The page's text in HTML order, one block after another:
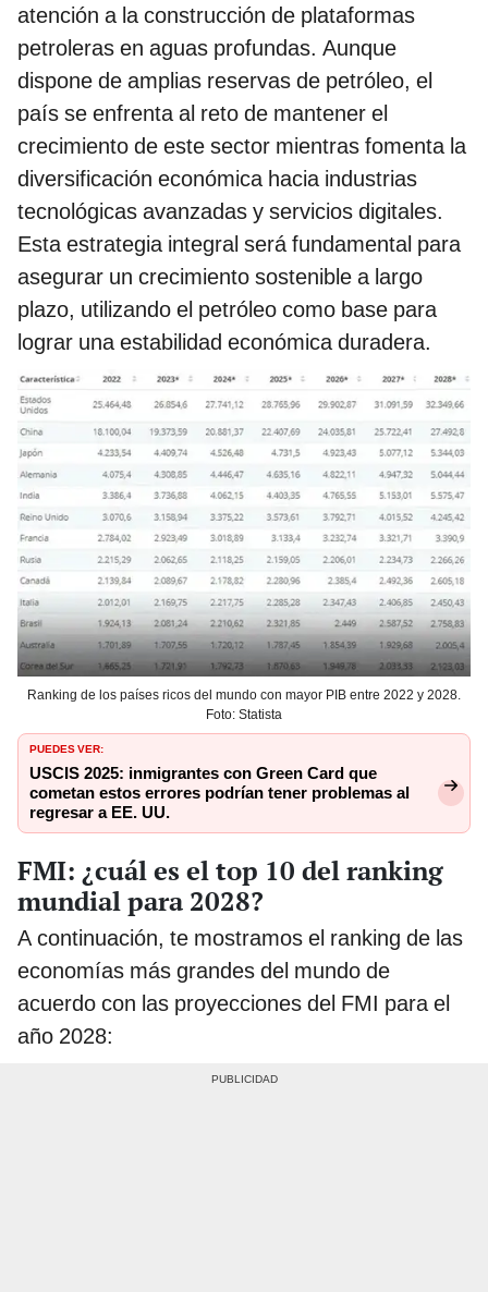
atención a la construcción de plataformas
petroleras en aguas profundas. Aunque
dispone de amplias reservas de petróleo, el
país se enfrenta al reto de mantener el
crecimiento de este sector mientras fomenta la
diversificación económica hacia industrias
tecnológicas avanzadas y servicios digitales.
Esta estrategia integral será fundamental para
asegurar un crecimiento sostenible a largo
plazo, utilizando el petróleo como base para
lograr una estabilidad económica duradera.
Ranking de los países ricos del mundo con mayor PIB entre 2022 y 2028.
Foto: Statista
PUEDES VER:
USCIS 2025: inmigrantes con Green Card que
cometan estos errores podrían tener problemas al
regresar a EE. UU.
FMI: ¿cuál es el top 10 del ranking
mundial para 2028?
A continuación, te mostramos el ranking de las
economías más grandes del mundo de
acuerdo con las proyecciones del FMI para el
año 2028: